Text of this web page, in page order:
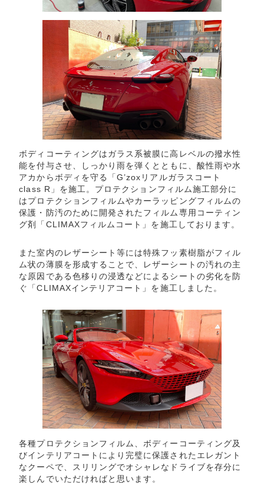
ボディコーティングはガラス系被膜に高レベルの撥水性
能を付与させ、しっかり雨を弾くとともに、酸性雨や水
アカからボディを守る「G’zoxリアルガラスコート
class R」を施工。プロテクションフィルム施工部分に
はプロテクションフィルムやカーラッピングフィルムの
保護・防汚のために開発されたフィルム専用コーティン
グ剤「CLIMAXフィルムコート」を施工しております。
また室内のレザーシート等には特殊フッ素樹脂がフィル
ム状の薄膜を形成することで、レザーシートの汚れの主
な原因である色移りの浸透などによるシートの劣化を防
ぐ「CLIMAXインテリアコート」を施工しました。
各種プロテクションフィルム、ボディーコーティング及
びインテリアコートにより完璧に保護されたエレガント
なクーペで、スリリングでオシャレなドライブを存分に
楽しんでいただければと思います。